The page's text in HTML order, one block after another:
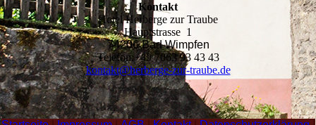
Kontakt
Hotel Herberge zur Traube
Hauptstrasse 1
74206 Bad Wimpfen
Telefon:+49 7063 93 43 43
kontakt@herberge-zur-traube.de